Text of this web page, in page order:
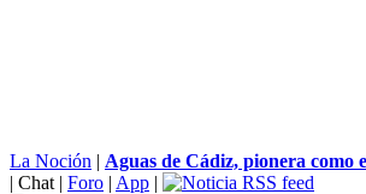
La Noción | Aguas de Cádiz, pionera como
| Chat | Foro | App |